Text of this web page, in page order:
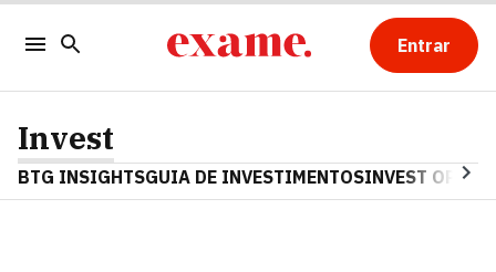
Entrar
Invest
BTG INSIGHTSGUIA DE INVESTIMENTOSINVEST OPINA